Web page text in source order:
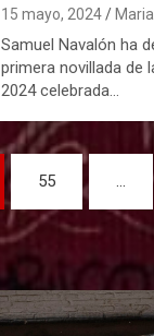
15 mayo, 2024
Samuel Navalón ha
primera novillada de
2024 celebrada…
55 …